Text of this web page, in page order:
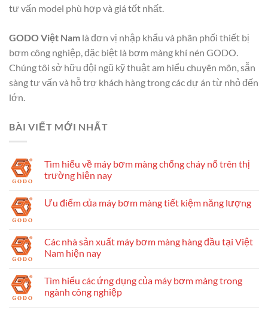
tư vấn model phù hợp và giá tốt nhất.
GODO Việt Nam là đơn vị nhập khẩu và phân phối thiết bị
bơm công nghiệp, đặc biệt là bơm màng khí nén GODO.
Chúng tôi sở hữu đội ngũ kỹ thuật am hiểu chuyên môn, sẵn
sàng tư vấn và hỗ trợ khách hàng trong các dự án từ nhỏ đến
lớn.
BÀI VIẾT MỚI NHẤT
Tìm hiểu về máy bơm màng chống cháy nổ trên thị
trường hiện nay
Ưu điểm của máy bơm màng tiết kiệm năng lượng
Các nhà sản xuất máy bơm màng hàng đầu tại Việt
Nam hiện nay
Tìm hiểu các ứng dụng của máy bơm màng trong
ngành công nghiệp